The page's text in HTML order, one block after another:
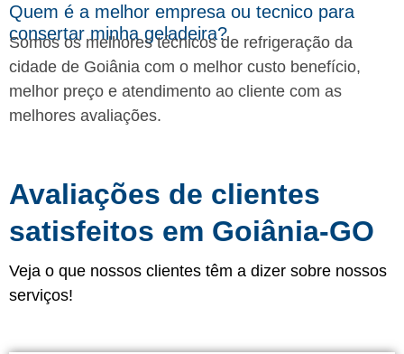
Quem é a melhor empresa ou tecnico para
consertar minha geladeira?
Somos os melhores técnicos de refrigeração da
cidade de Goiânia com o melhor custo benefício,
melhor preço e atendimento ao cliente com as
melhores avaliações.
Avaliações de clientes
satisfeitos em Goiânia-GO
Veja o que nossos clientes têm a dizer sobre nossos
serviços!